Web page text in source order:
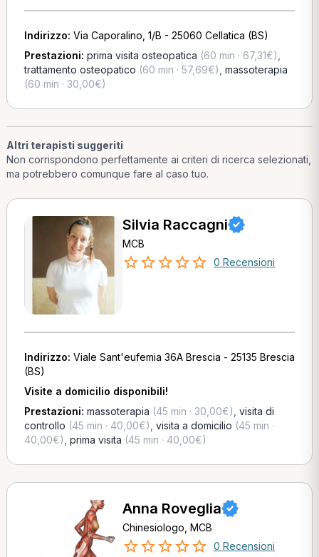
Indirizzo: Via Caporalino, 1/B - 25060 Cellatica (BS)
Prestazioni: prima visita osteopatica (60 min · 67,31€)
trattamento osteopatico (60 min · 57,69€) massoterapia
(60 min · 30,00€)
Altri terapisti suggeriti
Non corrispondono perfettamente ai criteri di ricerca selezionati,
ma potrebbero comunque fare al caso tuo.
Silvia Raccagni
MCB
0 Recensioni
Indirizzo: Viale Sant'eufemia 36A Brescia - 25135 Brescia
(BS)
Visite a domicilio disponibili!
Prestazioni: massoterapia (45 min · 30,00€) visita di
controllo (45 min · 40,00€) visita a domicilio (45 min ·
40,00€) prima visita (45 min · 40,00€)
Anna Roveglia
Chinesiologo, MCB
0 Recensioni